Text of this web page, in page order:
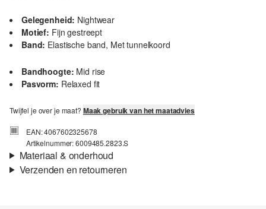
Gelegenheid: Nightwear
Motief: Fijn gestreept
Band: Elastische band, Met tunnelkoord
Bandhoogte: Mid rise
Pasvorm: Relaxed fit
Twijfel je over je maat? Maak gebruik van het maatadvies
EAN: 4067602325678
Artikelnummer: 6009485.2823.S
Materiaal & onderhoud
Verzenden en retourneren